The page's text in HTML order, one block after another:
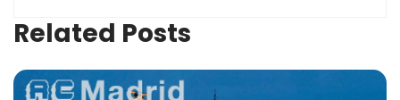
Related Posts